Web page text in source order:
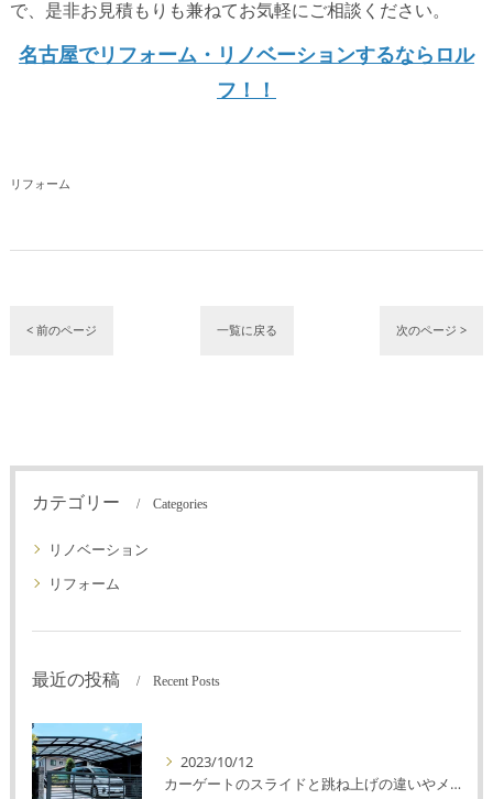
で、是非お見積もりも兼ねてお気軽にご相談ください。
名古屋でリフォーム・リノベーションするならロル
フ！！
リフォーム
< 前のページ 一覧に戻る 次のページ >
カテゴリー Categories
リノベーション
リフォーム
最近の投稿 Recent Posts
2023/10/12
カーゲートのスライドと跳ね上げの違いやメリットデメリットを解説！